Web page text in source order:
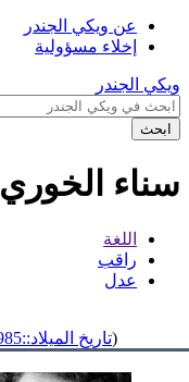
عن ويكي الجندر
إخلاء مسؤولية
ويكي الجندر
ابحث
سناء الخوري
اللغة
راقب
عدل
(تاريخ الميلاد::1985